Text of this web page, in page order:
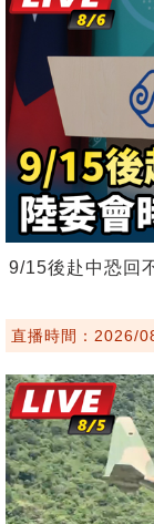
9/15後赴中恐回
直播時間：2026/